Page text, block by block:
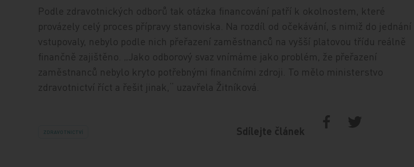
Podle zdravotnických odborů tak otázka financování patří k okolnostem, které
provázely celý proces přípravy stanoviska. Na rozdíl od očekávání, s nimiž do jednání
vstupovaly, nebylo podle nich přeřazení zaměstnanců na vyšší platovou třídu reálně
finančně zajištěno. „Jako odborový svaz vnímáme jako problém, že přeřazení
zaměstnanců nebylo kryto potřebnými finančními zdroji. To mělo ministerstvo
zdravotnictví říct a řešit jinak,“ uzavřela Žitníková.
ZDRAVOTNICTVÍ Sdílejte článek